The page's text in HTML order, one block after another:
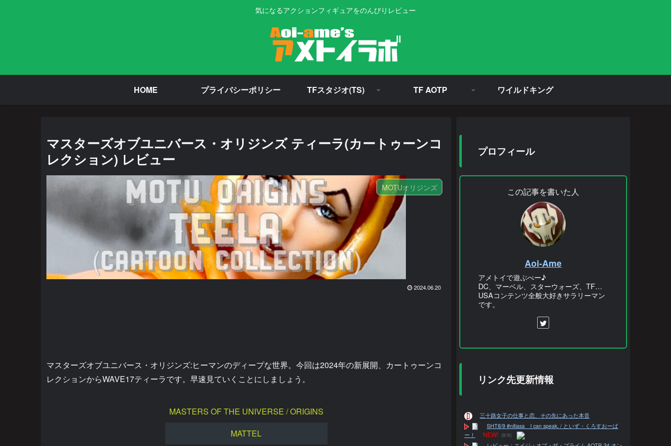
気になるアクションフィギュアをのんびりレビュー
HOME プライバシーポリシー TFスタジオ(TS) TF AOTP ワイルドキング
マスターズオブユニバース・オリジンズ ティーラ(カートゥーンコ
レクション) レビュー
MOTUオリジンズ
2024.06.20
マスターズオブユニバース・オリジンズ:ヒーマンのディープな世界。今回は2024年の新展開、カートゥーンコ
レクションからWAVE17ティーラです。早速見ていくことにしましょう。
MASTERS OF THE UNIVERSE / ORIGINS
MATTEL
プロフィール
この記事を書いた人
Aoi-Ame
アメトイで遊ぶべー♪
DC、マーベル、スターウォーズ、TF…
USAコンテンツ全般大好きサラリーマン
です。
リンク先更新情報
三十路女子の仕事と恋、その先にあった本音
SHT8/9 #nitiasa I can speak. / といず・くろすおーば
ー！
NEW! (8/9)